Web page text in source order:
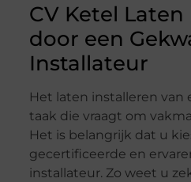
CV Ketel
door een
Installateur
Het laten installeren van
taak die vraagt om
Het is belangrijk dat u
gecertificeerde en
installateur. Zo weet u